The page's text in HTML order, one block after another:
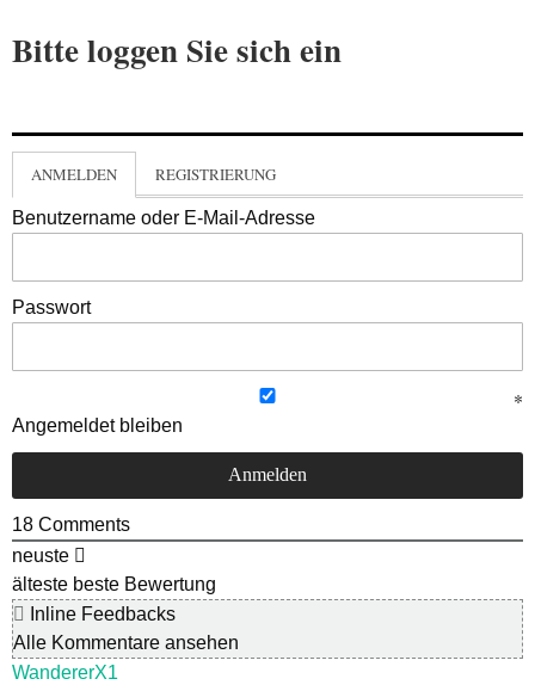
Bitte loggen Sie sich ein
ANMELDEN REGISTRIERUNG
Benutzername oder E-Mail-Adresse
Passwort
Angemeldet bleiben
18 Comments
neuste
älteste beste Bewertung
Inline Feedbacks
Alle Kommentare ansehen
WandererX1